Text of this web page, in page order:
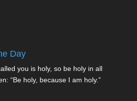
Day
you is holy, so be holy in all
“Be holy, because I am holy.”